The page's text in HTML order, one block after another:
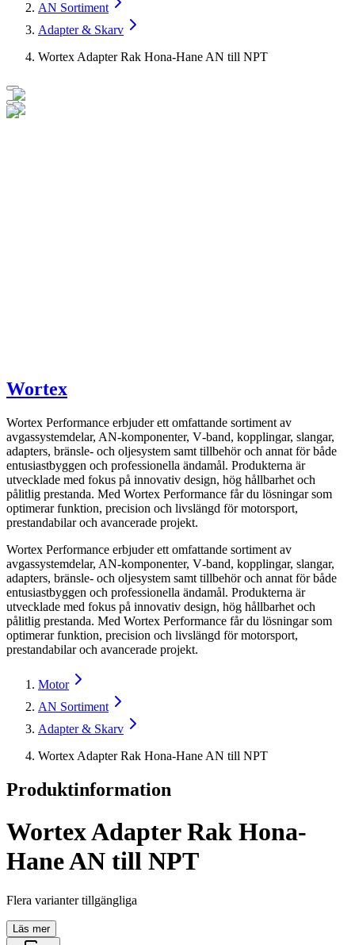
AN Sortiment
Adapter & Skarv
Wortex Adapter Rak Hona-Hane AN till NPT
Wortex
Wortex Performance erbjuder ett omfattande sortiment av
avgassystemdelar, AN-komponenter, V‑band, kopplingar, slangar,
adapters, bränsle- och oljesystem samt tillbehör och annat för både
entusiastbyggen och professionella ändamål. Produkterna är
utvecklade med fokus på innovativ design, hög hållbarhet och
pålitlig prestanda. Med Wortex Performance får du lösningar som
optimerar funktion, precision och livslängd för motorsport,
prestandabilar och avancerade projekt.
Wortex Performance erbjuder ett omfattande sortiment av
avgassystemdelar, AN-komponenter, V‑band, kopplingar, slangar,
adapters, bränsle- och oljesystem samt tillbehör och annat för både
entusiastbyggen och professionella ändamål. Produkterna är
utvecklade med fokus på innovativ design, hög hållbarhet och
pålitlig prestanda. Med Wortex Performance får du lösningar som
optimerar funktion, precision och livslängd för motorsport,
prestandabilar och avancerade projekt.
Motor
AN Sortiment
Adapter & Skarv
Wortex Adapter Rak Hona-Hane AN till NPT
Produktinformation
Wortex Adapter Rak Hona-
Hane AN till NPT
Flera varianter tillgängliga
Läs mer